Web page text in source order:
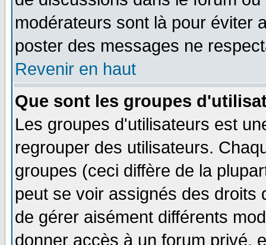
modérateurs sont là pour éviter
poster des messages ne
Revenir en haut
Que sont les groupes
Les groupes d'utilisateurs est
regrouper des utilisateurs.
groupes (ceci diffère de la
peut se voir assignés des
de gérer aisément différents
donner accès à un forum privé,